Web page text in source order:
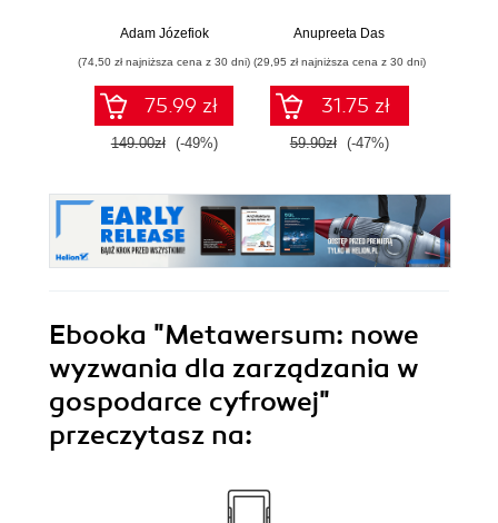
Adam Józefiok
(74,50 zł najniższa cena z 30 dni)
75.99 zł
149.00zł (-49%)
niejawne
Anupreeta Das
(29,95 zł najniższa cena z 30 dni)
31.75 zł
59.90zł (-47%)
Ebooka "Metawersum: nowe
wyzwania dla zarządzania w
gospodarce cyfrowej"
przeczytasz na: